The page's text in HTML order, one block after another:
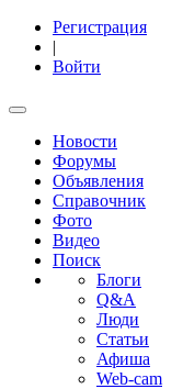
Регистрация
|
Войти
Новости
Форумы
Объявления
Справочник
Фото
Видео
Поиск
Блоги
Q&A
Люди
Статьи
Афиша
Web-cam